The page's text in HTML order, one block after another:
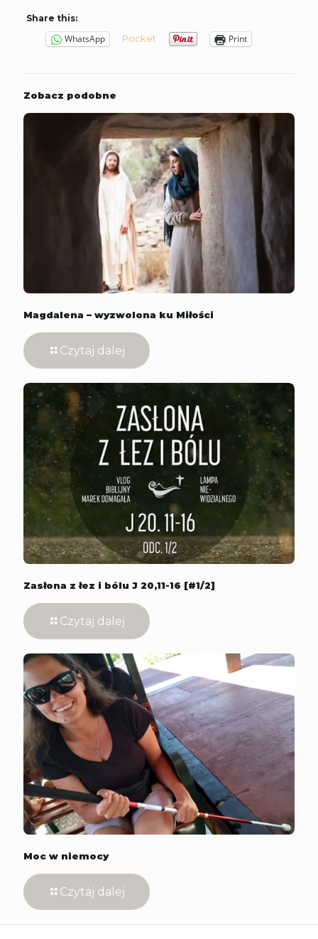
Share this:
WhatsApp Pocket Print
Zobacz podobne
Magdalena – wyzwolona ku Miłości
Czytaj dalej
Zasłona z łez i bólu J 20,11-16 [#1/2]
Czytaj dalej
Moc w niemocy
Czytaj dalej